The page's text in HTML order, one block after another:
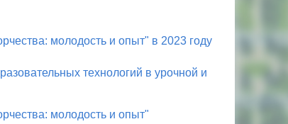
молодость и опыт" в 2023 году
технологий в урочной и
молодость и опыт"